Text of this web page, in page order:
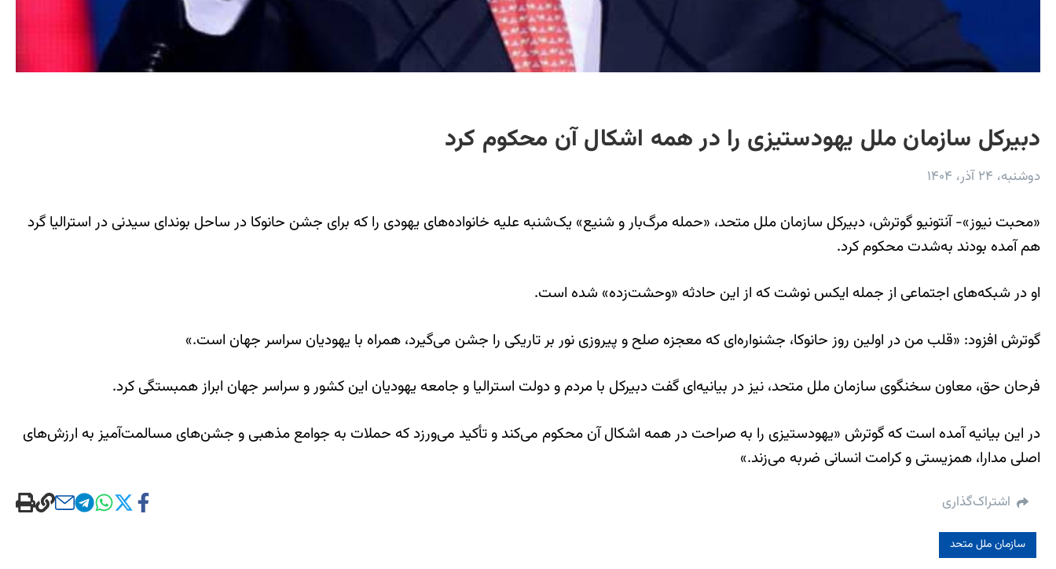
دبیرکل سازمان ملل یهودستیزی را در همه اشکال آن محکوم کرد
دوشنبه، ۲۴ آذر، ۱۴۰۴
«محبت نیوز»- آنتونیو گوترش، دبیرکل سازمان ملل متحد، «حمله مرگ‌بار و شنیع» یک‌شنبه علیه خانواده‌های یهودی را که برای جشن حانوکا در ساحل بوندای سیدنی در استرالیا گرد
هم آمده بودند به‌شدت محکوم کرد.
او در شبکه‌های اجتماعی از جمله ایکس نوشت که از این حادثه «وحشت‌زده» شده است.
گوترش افزود: «قلب من در اولین روز حانوکا، جشنواره‌ای که معجزه صلح و پیروزی نور بر تاریکی را جشن می‌گیرد، همراه با یهودیان سراسر جهان است.»
فرحان حق، معاون سخنگوی سازمان ملل متحد، نیز در بیانیه‌ای گفت دبیرکل با مردم و دولت استرالیا و جامعه یهودیان این کشور و سراسر جهان ابراز همبستگی کرد.
در این بیانیه آمده است که گوترش «یهودستیزی را به صراحت در همه اشکال آن محکوم می‌کند و تأکید می‌ورزد که حملات به جوامع مذهبی و جشن‌های مسالمت‌آمیز به ارزش‌های
اصلی مدارا، همزیستی و کرامت انسانی ضربه می‌زند.»
اشتراک‌گذاری
سازمان ملل متحد